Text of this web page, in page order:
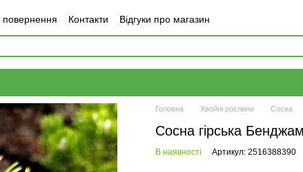
повернення Контакти Відгуки про магазин
Головна Хвойні рослини Сосна
Сосна гірська
В наявності Артикул: 2516388390